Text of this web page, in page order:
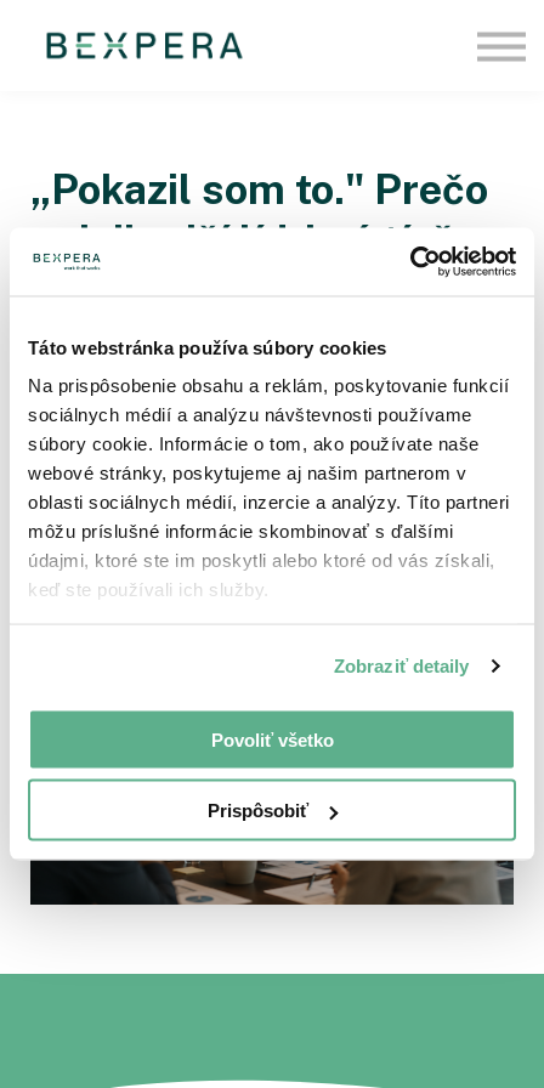
Táto webstránka používa súbory cookies
Na prispôsobenie obsahu a reklám, poskytovanie funkcií
sociálnych médií a analýzu návštevnosti používame
súbory cookie. Informácie o tom, ako používate naše
webové stránky, poskytujeme aj našim partnerom v
oblasti sociálnych médií, inzercie a analýzy. Títo partneri
môžu príslušné informácie skombinovať s ďalšími
údajmi, ktoré ste im poskytli alebo ktoré od vás získali,
keď ste používali ich služby.
Zobraziť detaily
Povoliť všetko
Prispôsobiť
O nás
„Pokazil som to." Prečo
najsilnejší lídri sú tí, čo
Leadership a dôvera v tíme sa netestujú vtedy,
keď všetko funguje. Testujú sa v momentoch,
keď sa niečo pokazí. A často práve jedna veta
lídra: „pokazil som to“ rozhodne o tom, či sa tím
uzavrie, alebo začne hovoriť otvorenejšie.
3 May, 2026 / Zuzana Zamborská